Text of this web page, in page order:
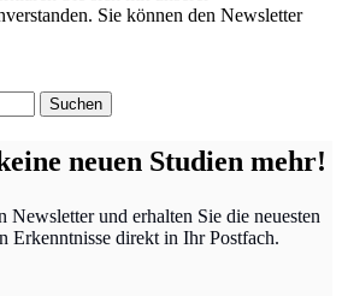
Sie können den Newsletter
neuen Studien mehr!
Newsletter und erhalten Sie die neuesten
Erkenntnisse direkt in Ihr Postfach.